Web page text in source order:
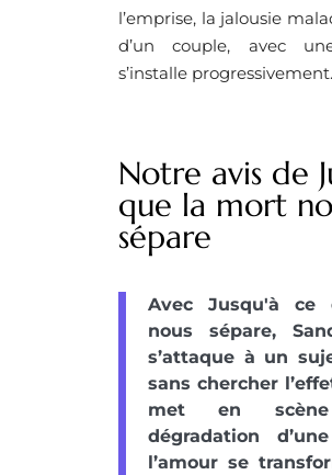
l’emprise, la jalousie
d’un couple, avec
s’installe progressivement.
Notre avis de
que la mort
sépare
Avec Jusqu'à
nous sépare,
s’attaque à un
sans chercher
met en
dégradation
l’amour se